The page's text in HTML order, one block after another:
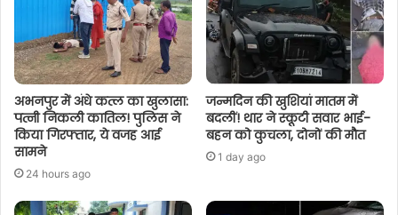
अभनपुर में अंधे कत्ल का खुलासा:
पत्नी निकली कातिल! पुलिस ने
किया गिरफ्तार, ये वजह आई
सामने
24 hours ago
जन्मदिन की खुशियां मातम में
बदलीं! थार ने स्कूटी सवार भाई-
बहन को कुचला, दोनों की मौत
1 day ago